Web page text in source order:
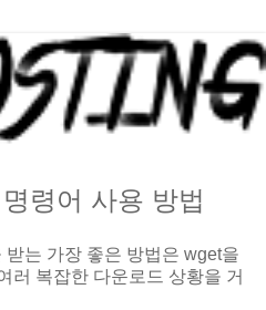
령어 사용 방법
는 가장 좋은 방법은 wget을
러 복잡한 다운로드 상황을 거